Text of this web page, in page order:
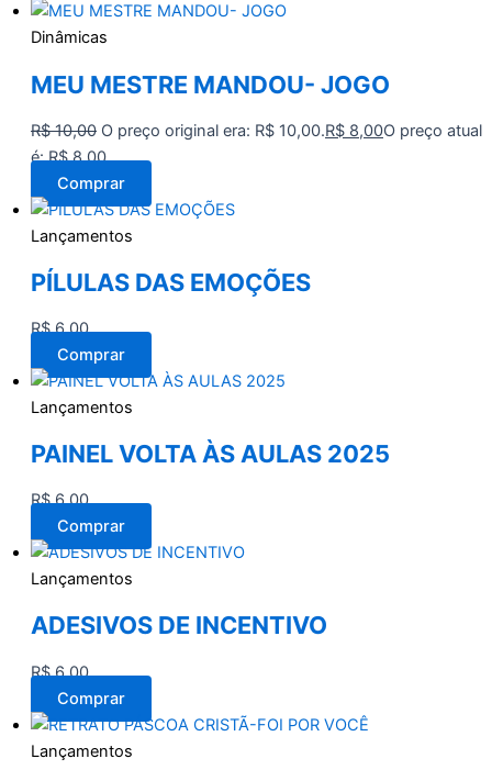
Dinâmicas
MEU MESTRE MANDOU- JOGO
R$10,00 O preço original era: R$ 10,00.R$ 8,00O preço atual
é: R$ 8,00.
Comprar
Lançamentos
PÍLULAS DAS EMOÇÕES
R$6,00
Comprar
Lançamentos
PAINEL VOLTA ÀS AULAS 2025
R$6,00
Comprar
Lançamentos
ADESIVOS DE INCENTIVO
R$6,00
Comprar
Lançamentos